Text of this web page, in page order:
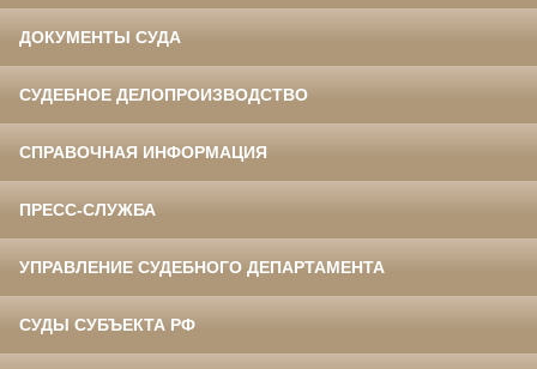
ДОКУМЕНТЫ СУДА
СУДЕБНОЕ ДЕЛОПРОИЗВОДСТВО
СПРАВОЧНАЯ ИНФОРМАЦИЯ
ПРЕСС-СЛУЖБА
УПРАВЛЕНИЕ СУДЕБНОГО ДЕПАРТАМЕНТА
СУДЫ СУБЪЕКТА РФ